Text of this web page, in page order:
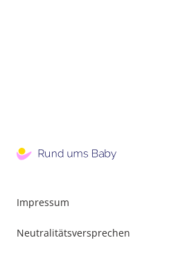
Impressum
Neutralitätsversprechen